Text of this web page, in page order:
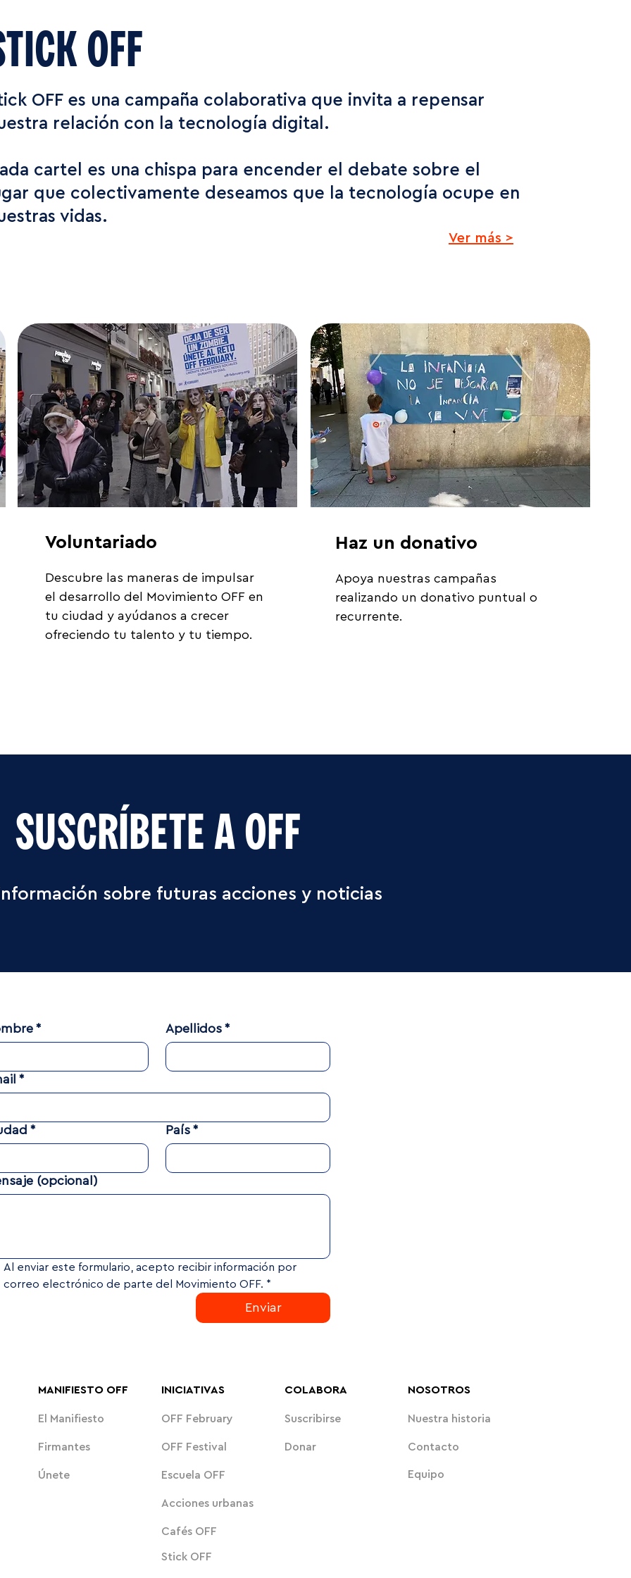
OFF
OFF es una campaña colaborativa que invita a repensar
relación con la tecnología digital.
cartel es una chispa para encender el debate sobre el
que colectivamente deseamos que la tecnología ocupe en
vidas.
Ver más >
Voluntariado
Descubre las maneras de impulsar
el desarrollo del Movimiento OFF en
tu ciudad y ayúdanos a crecer
ofreciendo tu talento y tu tiempo.
Haz un donativo
Apoya nuestras campañas
realizando un donativo puntual o
recurrente.
SUSCRÍBETE A OFF
sobre futuras acciones y noticias
* Apellidos *
*
* País *
(opcional)
Al enviar este formulario, acepto recibir información por
correo electrónico de parte del Movimiento OFF. *
Enviar
MANIFIESTO OFF
El Manifiesto
Firmantes
Únete
INICIATIVAS
OFF February
OFF Festival
COLABORA
Suscribirse
Donar
NOSOTROS
Nuestra historia
Contacto
Escuela OFF
Acciones urbanas
Cafés OFF
Equipo
Stick OFF